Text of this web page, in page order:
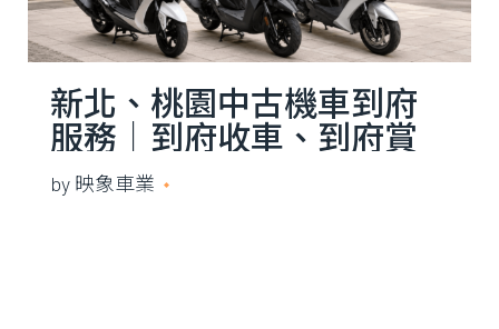
新北、桃園中古機車到府
服務｜到府收車、到府賞
車免費安排
by 映象車業